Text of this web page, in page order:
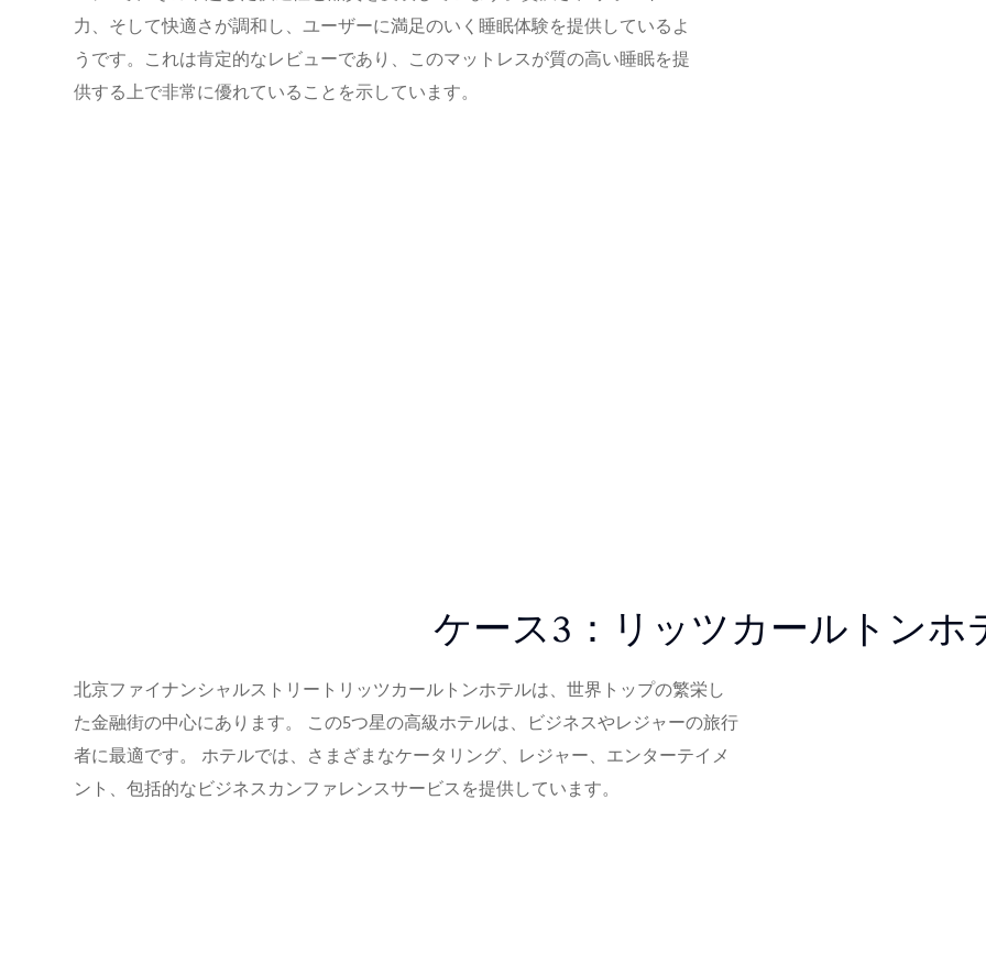
力、そして快適さが調和し、ユーザーに満足のいく睡眠体験を提供しているよ
うです。これは肯定的なレビューであり、このマットレスが質の高い睡眠を提
供する上で非常に優れていることを示しています。
ケース3：リッツカールトンホ
北京ファイナンシャルストリートリッツカールトンホテルは、世界トップの繁栄し
た金融街の中心にあります。 この5つ星の高級ホテルは、ビジネスやレジャーの旅行
者に最適です。 ホテルでは、さまざまなケータリング、レジャー、エンターテイメ
ント、包括的なビジネスカンファレンスサービスを提供しています。